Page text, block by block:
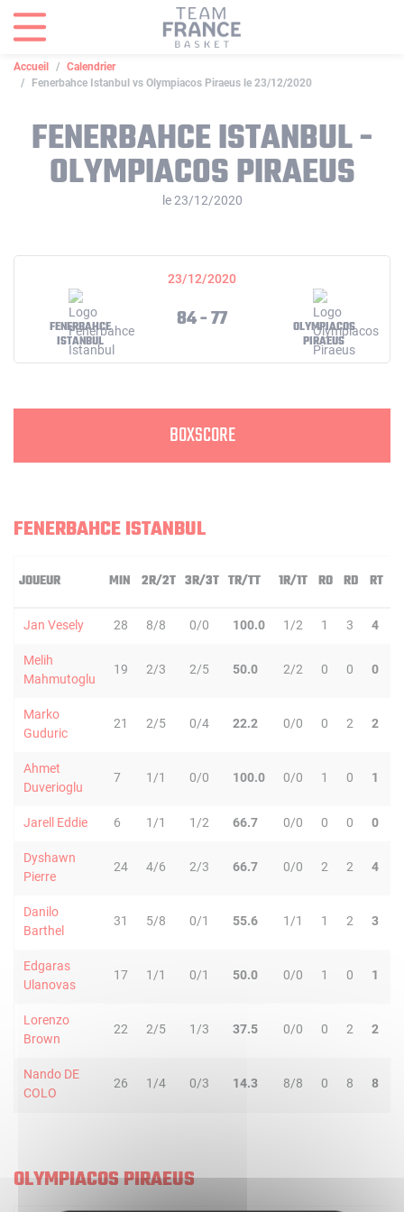
Accueil
Calendrier
Fenerbahce Istanbul vs Olympiacos Piraeus le 23/12/2020
FENERBAHCE ISTANBUL -
OLYMPIACOS PIRAEUS
le 23/12/2020
23/12/2020
FENERBAHCE
ISTANBUL
84 - 77
OLYMPIACOS
PIRAEUS
BOXSCORE
FENERBAHCE ISTANBUL
JOUEUR MIN 2R/2T 3R/3T TR/TT 1R/1T RO RD RT
Jan Vesely 28 8/8 0/0 100.0 1/2 1 3 4
Melih
Mahmutoglu
19 2/3 2/5 50.0 2/2 0 0 0
Marko
Guduric
21 2/5 0/4 22.2 0/0 0 2 2
Ahmet
Duverioglu
7 1/1 0/0 100.0 0/0 1 0 1
Jarell Eddie 6 1/1 1/2 66.7 0/0 0 0 0
Dyshawn
Pierre
24 4/6 2/3 66.7 0/0 2 2 4
Danilo
Barthel
31 5/8 0/1 55.6 1/1 1 2 3
Edgaras
Ulanovas
17 1/1 0/1 50.0 0/0 1 0 1
Lorenzo
Brown
22 2/5 1/3 37.5 0/0 0 2 2
Nando DE
COLO
26 1/4 0/3 14.3 8/8 0 8 8
OLYMPIACOS PIRAEUS
Panneau de gestion des cookies